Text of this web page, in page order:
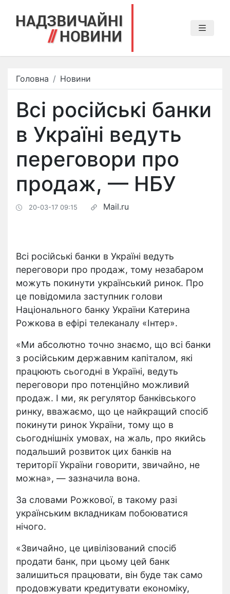
Головна Новини
Всі російські банки
в Україні ведуть
переговори про
продаж, — НБУ
20-03-17 09:15 Mail.ru
Всі російські банки в Україні ведуть
переговори про продаж, тому незабаром
можуть покинути український ринок. Про
це повідомила заступник голови
Національного банку України Катерина
Рожкова в ефірі телеканалу «Інтер».
«Ми абсолютно точно знаємо, що всі банки
з російським державним капіталом, які
працюють сьогодні в Україні, ведуть
переговори про потенційно можливий
продаж. І ми, як регулятор банківського
ринку, вважаємо, що це найкращий спосіб
покинути ринок України, тому що в
сьогоднішніх умовах, на жаль, про якийсь
подальший розвиток цих банків на
території України говорити, звичайно, не
можна», — зазначила вона.
За словами Рожкової, в такому разі
українським вкладникам побоюватися
нічого.
«Звичайно, це цивілізований спосіб
продати банк, при цьому цей банк
залишиться працювати, він буде так само
продовжувати кредитувати економіку,